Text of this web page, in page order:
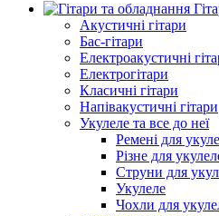
Акустичні гітари
Бас-гітари
Електроакустичні
Електрогітари
Класичні гітари
Напівакустичні гітари
Укулеле та все до неї
Ремені для
Різне для
Струни для
Укулеле
Чохли для